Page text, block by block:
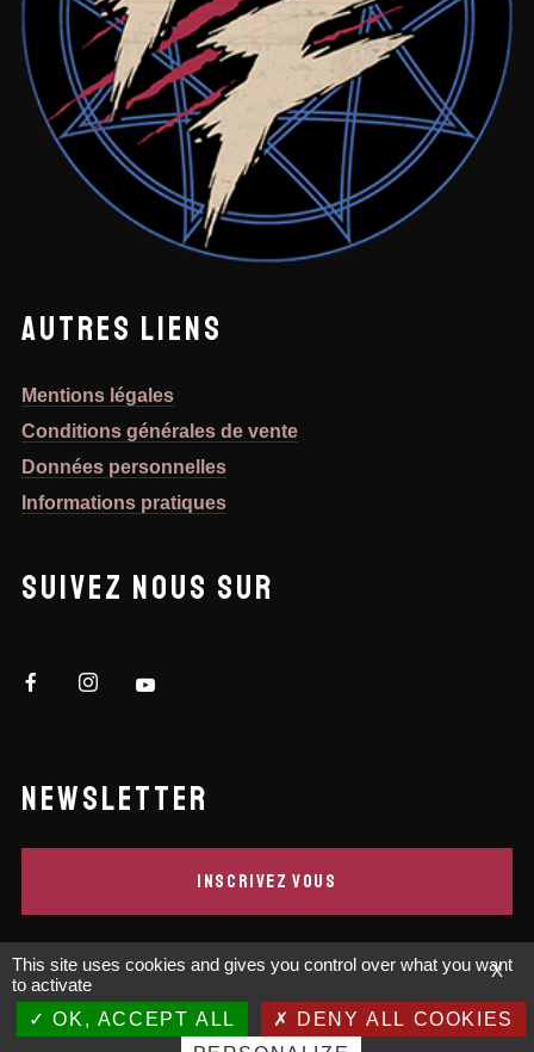
AUTRES LIENS
Mentions légales
Conditions générales de vente
Données personnelles
Informations pratiques
SUIVEZ NOUS SUR
NEWSLETTER
INSCRIVEZ VOUS
©2026 FuriosFest / Licence-D-2023-2542
X
This site uses cookies and gives you control over what you want
to activate
OK, ACCEPT ALL
DENY ALL COOKIES